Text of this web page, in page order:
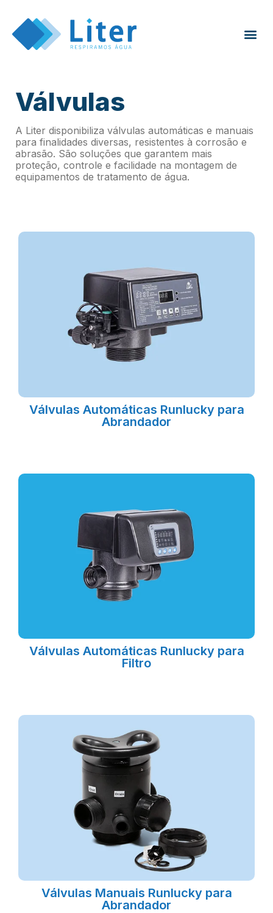
Válvulas
A Liter disponibiliza válvulas automáticas e manuais
para finalidades diversas, resistentes à corrosão e
abrasão. São soluções que garantem mais
proteção, controle e facilidade na montagem de
equipamentos de tratamento de água.
Válvulas Automáticas Runlucky para
Abrandador
Válvulas Automáticas Runlucky para
Filtro
Válvulas Manuais Runlucky para
Abrandador